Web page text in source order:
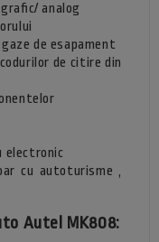
analog
de esapament
de citire din
electronic
cu autoturisme ,
Autel MK808: